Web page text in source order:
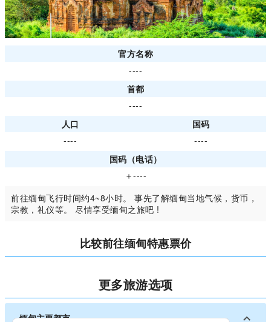
官方名称
----
首都
----
人口
国码
----
----
国码（电话）
＋----
前往缅甸飞行时间约4~8小时。 事先了解缅甸当地气候，货币，
宗教，礼仪等。 尽情享受缅甸之旅吧 !
比较前往缅甸特惠票价
更多旅游选项
缅甸主要都市